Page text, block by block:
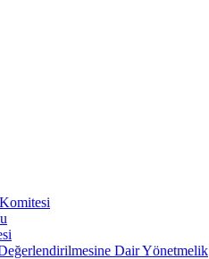
Dair Yönetmelik